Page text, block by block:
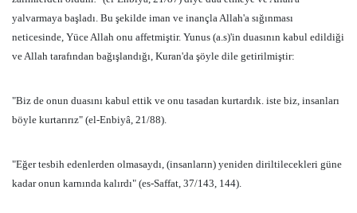
yalvarmaya başladı. Bu şekilde iman ve inançla Allah'a sığınması
neticesinde, Yüce Allah onu affetmiştir. Yunus (a.s)'in duasının kabul edildiği
ve Allah tarafından bağışlandığı, Kuran'da şöyle dile getirilmiştir:
"Biz de onun duasını kabul ettik ve onu tasadan kurtardık. iste biz, insanları
böyle kurtarırız" (el-Enbiyâ, 21/88).
"Eğer tesbih edenlerden olmasaydı, (insanların) yeniden diriltilecekleri güne
kadar onun karnında kalırdı" (es-Saffat, 37/143, 144).